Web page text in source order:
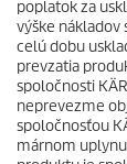
poplatok za
výške nákladov
celú dobu
prevzatia
spoločnosti
neprevezme
spoločnosťou
márnom